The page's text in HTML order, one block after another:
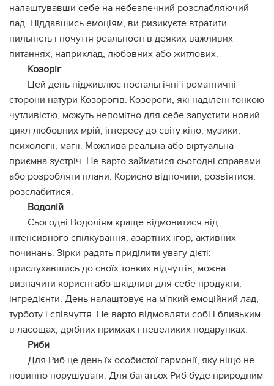
налаштувавши себе на небезпечний розслабляючий
лад. Піддавшись емоціям, ви ризикуєте втратити
пильність і почуття реальності в деяких важливих
питаннях, наприклад, любовних або житлових.
Козоріг
Цей день підживлює ностальгічні і романтичні
сторони натури Козорогів. Козороги, які наділені тонкою
чутливістю, можуть непомітно для себе запустити новий
цикл любовних мрій, інтересу до світу кіно, музики,
психології, магії. Можлива реальна або віртуальна
приємна зустріч. Не варто займатися сьогодні справами
або розробляти плани. Корисно відпочити, розвіятися,
розслабитися.
Водолій
Сьогодні Водоліям краще відмовитися від
інтенсивного спілкування, азартних ігор, активних
починань. Зірки радять приділити увагу дієті:
прислухавшись до своїх тонких відчуттів, можна
визначити корисні або шкідливі для себе продукти,
інгредієнти. День налаштовує на м'який емоційний лад,
турботу і співчуття. Не варто відмовляти собі і близьким
в ласощах, дрібних примхах і невеликих подарунках.
Риби
Для Риб це день їх особистої гармонії, яку ніщо не
повинно порушувати. Для багатьох Риб буде природним